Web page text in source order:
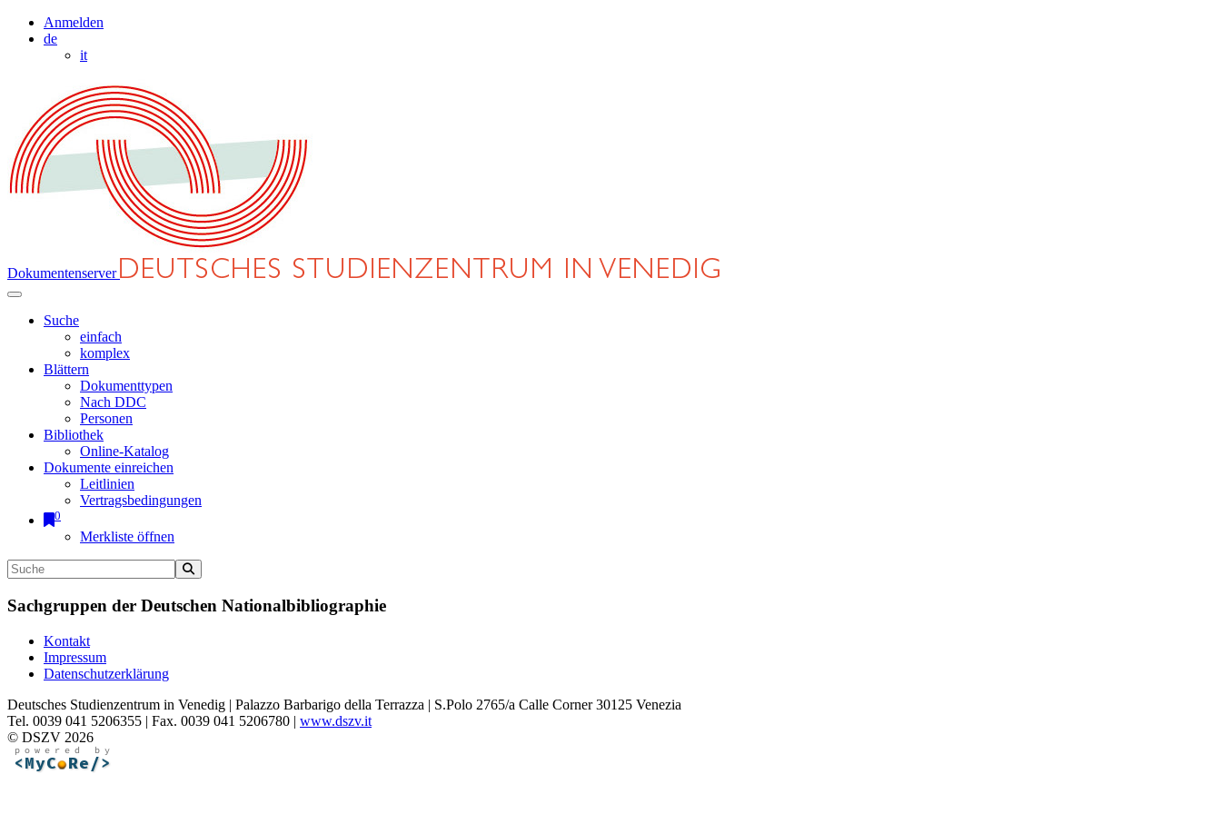
Anmelden
de
it
Dokumentenserver
Suche
einfach
komplex
Blättern
Dokumenttypen
Nach DDC
Personen
Bibliothek
Online-Katalog
Dokumente einreichen
Leitlinien
Vertragsbedingungen
0
Merkliste öffnen
Sachgruppen der Deutschen Nationalbibliographie
Kontakt
Impressum
Datenschutzerklärung
Deutsches Studienzentrum in Venedig | Palazzo Barbarigo della Terrazza | S.Polo 2765/a Calle Corner 30125 Venezia
Tel. 0039 041 5206355 | Fax. 0039 041 5206780 | www.dszv.it
© DSZV 2026